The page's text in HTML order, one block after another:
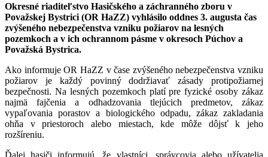
Okresné riaditeľstvo Hasičského a záchranného zboru v
Považskej Bystrici (OR HaZZ) vyhlásilo oddnes 3. augusta čas
zvýšeného nebezpečenstva vzniku požiarov na lesných
pozemkoch a v ich ochrannom pásme v okresoch Púchov a
Považská Bystrica.
Ako informuje OR HaZZ v čase zvýšeného nebezpečenstva vzniku
požiarov je každý povinný dodržiavať zásady protipožiarnej
bezpečnosti. Na lesných pozemkoch platí pre fyzické osoby zákaz
najmä fajčenia a odhadzovania tlejúcich predmetov, zákaz
vypaľovania porastov a biologického odpadu, zákaz zakladania
ohňa v priestoroch alebo miestach, kde môže dôjsť k jeho
rozšíreniu.
Ďalej hasiči informujú, že vlastníci, správcovia alebo užívatelia